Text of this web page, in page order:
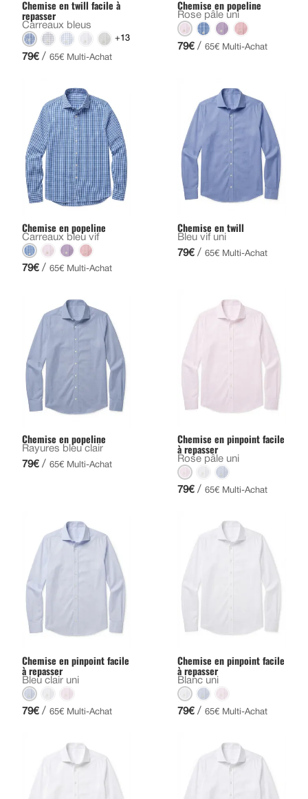
Chemise en twill facile à
repasser
Carreaux bleus
+13
79€ / 65€ Multi-Achat
Chemise en popeline
Rose pâle uni
79€ / 65€ Multi-Achat
Chemise en popeline
Carreaux bleu vif
79€ / 65€ Multi-Achat
Chemise en twill
Bleu vif uni
79€ / 65€ Multi-Achat
Chemise en popeline
Rayures bleu clair
79€ / 65€ Multi-Achat
Chemise en pinpoint facile
à repasser
Rose pâle uni
79€ / 65€ Multi-Achat
Chemise en pinpoint facile
à repasser
Bleu clair uni
79€ / 65€ Multi-Achat
Chemise en pinpoint facile
à repasser
Blanc uni
79€ / 65€ Multi-Achat